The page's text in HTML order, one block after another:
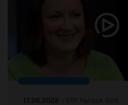
17.06.2022 / ERF Mensch Gott